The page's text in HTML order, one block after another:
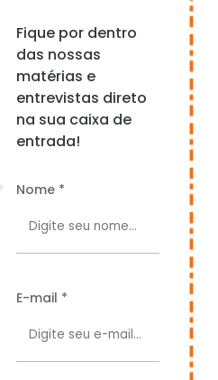
Fique por dentro
das nossas
matérias e
entrevistas direto
na sua caixa de
entrada!
Nome *
E-mail *